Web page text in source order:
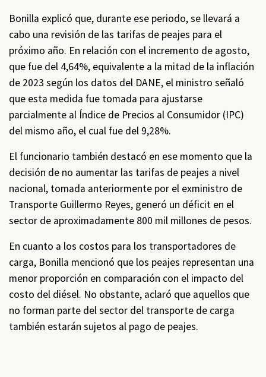
Bonilla explicó que, durante ese periodo, se llevará a
cabo una revisión de las tarifas de peajes para el
próximo año. En relación con el incremento de agosto,
que fue del 4,64%, equivalente a la mitad de la inflación
de 2023 según los datos del DANE, el ministro señaló
que esta medida fue tomada para ajustarse
parcialmente al Índice de Precios al Consumidor (IPC)
del mismo año, el cual fue del 9,28%.
El funcionario también destacó en ese momento que la
decisión de no aumentar las tarifas de peajes a nivel
nacional, tomada anteriormente por el exministro de
Transporte Guillermo Reyes, generó un déficit en el
sector de aproximadamente 800 mil millones de pesos.
En cuanto a los costos para los transportadores de
carga, Bonilla mencionó que los peajes representan una
menor proporción en comparación con el impacto del
costo del diésel. No obstante, aclaró que aquellos que
no forman parte del sector del transporte de carga
también estarán sujetos al pago de peajes.